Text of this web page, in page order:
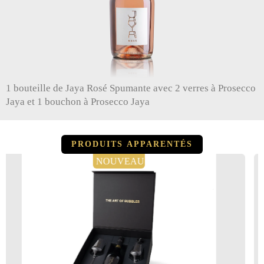
1 bouteille de Jaya Rosé Spumante avec 2 verres à Prosecco
Jaya et 1 bouchon à Prosecco Jaya
PRODUITS APPARENTÉS